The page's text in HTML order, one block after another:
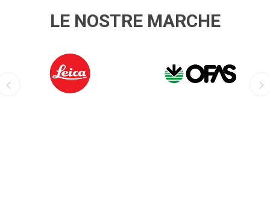
LE NOSTRE MARCHE